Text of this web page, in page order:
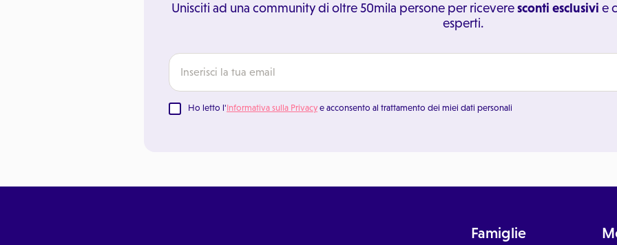
Unisciti ad una community di oltre 50mila persone per riceveresconti esclusivi e
esperti.
Ho letto l'Informativa sulla Privacy e acconsento al trattamento dei miei dati personali
Famiglie